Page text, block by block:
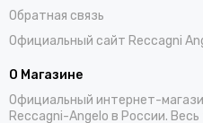
Обратная связь
Официальный сайт Reccagni
О Магазине
Официальный интернет-
Reccagni-Angelo в России.